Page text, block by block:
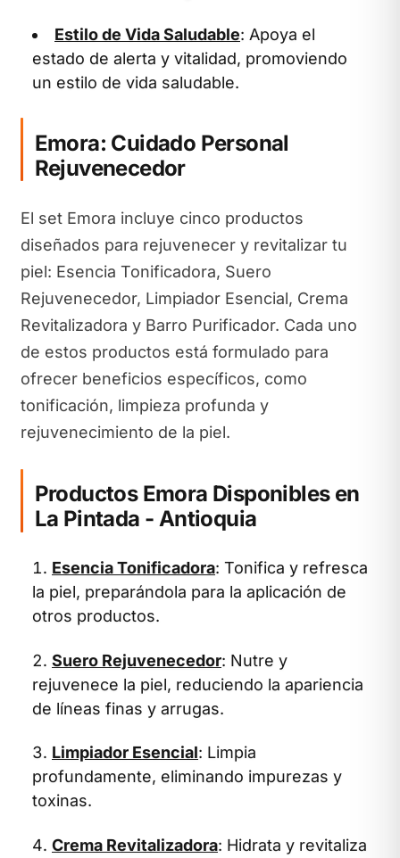
Estilo de Vida Saludable: Apoya el
estado de alerta y vitalidad, promoviendo
un estilo de vida saludable.
Emora: Cuidado Personal
Rejuvenecedor
El set Emora incluye cinco productos
diseñados para rejuvenecer y revitalizar tu
piel: Esencia Tonificadora, Suero
Rejuvenecedor, Limpiador Esencial, Crema
Revitalizadora y Barro Purificador. Cada uno
de estos productos está formulado para
ofrecer beneficios específicos, como
tonificación, limpieza profunda y
rejuvenecimiento de la piel.
Productos Emora Disponibles en
La Pintada - Antioquia
Esencia Tonificadora: Tonifica y refresca
la piel, preparándola para la aplicación de
otros productos.
Suero Rejuvenecedor: Nutre y
rejuvenece la piel, reduciendo la apariencia
de líneas finas y arrugas.
Limpiador Esencial: Limpia
profundamente, eliminando impurezas y
toxinas.
Crema Revitalizadora: Hidrata y revitaliza